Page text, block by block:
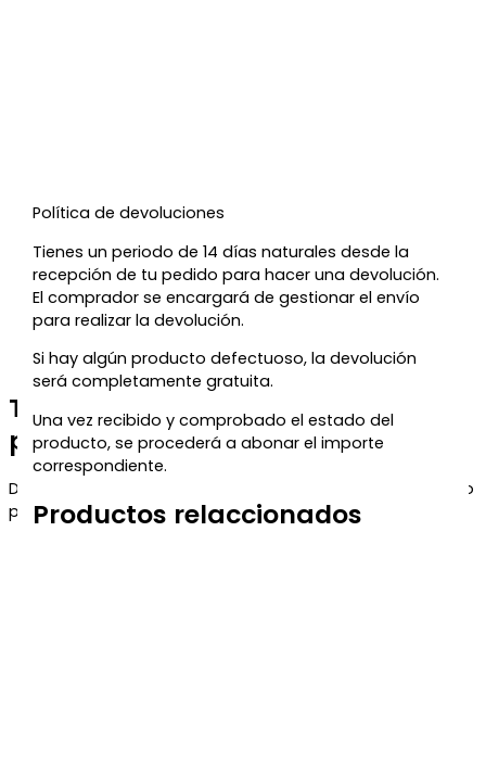
Política de devoluciones
Tienes un periodo de 14 días naturales desde la
recepción de tu pedido para hacer una devolución.
El comprador se encargará de gestionar el envío
para realizar la devolución.
Si hay algún producto defectuoso, la devolución
será completamente gratuita.
Una vez recibido y comprobado el estado del
producto, se procederá a abonar el importe
correspondiente.
Productos relaccionados
Te regalamos un 5% de descuento
para tu próxima compra
Déjanos tu correo y te enviaremos el código de descuento
para que puedas aprovecharlo en tu próximo pedido.